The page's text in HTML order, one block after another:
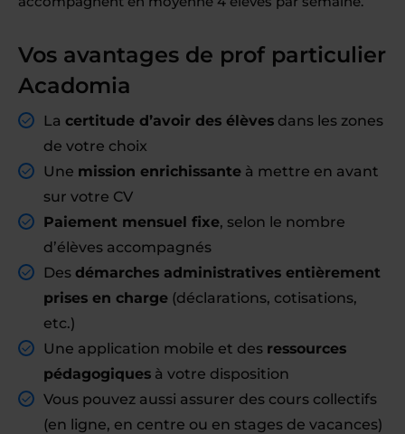
Vos avantages de prof particulier
Acadomia
La certitude d’avoir des élèves dans les zones
de votre choix
Une mission enrichissante à mettre en avant
sur votre CV
Paiement mensuel fixe, selon le nombre
d’élèves accompagnés
Des démarches administratives entièrement
prises en charge (déclarations, cotisations,
etc.)
Une application mobile et des ressources
pédagogiques à votre disposition
Vous pouvez aussi assurer des cours collectifs
(en ligne, en centre ou en stages de vacances)